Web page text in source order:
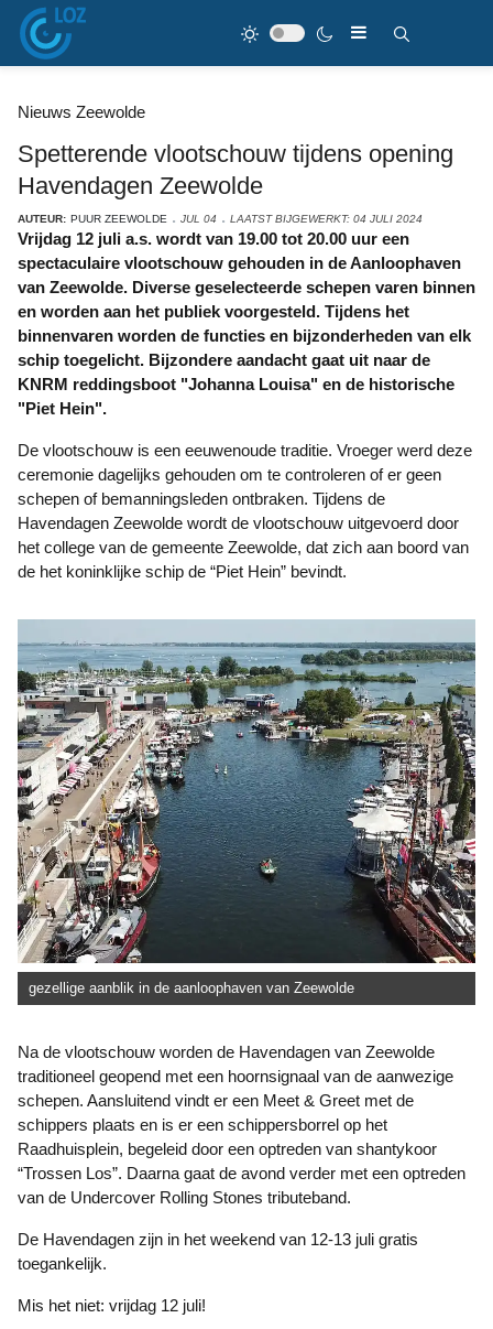
Nieuws Zeewolde
Spetterende vlootschouw tijdens opening
Havendagen Zeewolde
AUTEUR: PUUR ZEEWOLDE JUL 04 LAATST BIJGEWERKT: 04 JULI 2024
Vrijdag 12 juli a.s. wordt van 19.00 tot 20.00 uur een
spectaculaire vlootschouw gehouden in de Aanloophaven
van Zeewolde. Diverse geselecteerde schepen varen binnen
en worden aan het publiek voorgesteld. Tijdens het
binnenvaren worden de functies en bijzonderheden van elk
schip toegelicht. Bijzondere aandacht gaat uit naar de
KNRM reddingsboot "Johanna Louisa" en de historische
"Piet Hein".
De vlootschouw is een eeuwenoude traditie. Vroeger werd deze
ceremonie dagelijks gehouden om te controleren of er geen
schepen of bemanningsleden ontbraken. Tijdens de
Havendagen Zeewolde wordt de vlootschouw uitgevoerd door
het college van de gemeente Zeewolde, dat zich aan boord van
de het koninklijke schip de “Piet Hein” bevindt.
gezellige aanblik in de aanloophaven van Zeewolde
Na de vlootschouw worden de Havendagen van Zeewolde
traditioneel geopend met een hoornsignaal van de aanwezige
schepen. Aansluitend vindt er een Meet & Greet met de
schippers plaats en is er een schippersborrel op het
Raadhuisplein, begeleid door een optreden van shantykoor
“Trossen Los”. Daarna gaat de avond verder met een optreden
van de Undercover Rolling Stones tributeband.
De Havendagen zijn in het weekend van 12-13 juli gratis
toegankelijk.
Mis het niet: vrijdag 12 juli!